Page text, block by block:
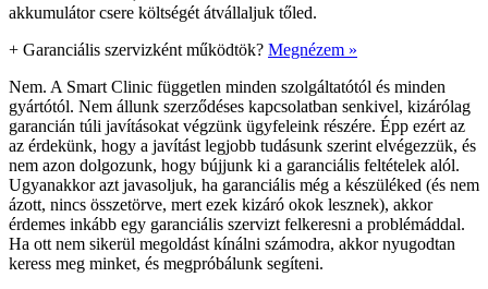
akkumulátor csere költségét átvállaljuk tőled.
+ Garanciális szervizként működtök? Megnézem »
Nem. A Smart Clinic független minden szolgáltatótól és minden
gyártótól. Nem állunk szerződéses kapcsolatban senkivel, kizárólag
garancián túli javításokat végzünk ügyfeleink részére. Épp ezért az
az érdekünk, hogy a javítást legjobb tudásunk szerint elvégezzük, és
nem azon dolgozunk, hogy bújjunk ki a garanciális feltételek alól.
Ugyanakkor azt javasoljuk, ha garanciális még a készüléked (és nem
ázott, nincs összetörve, mert ezek kizáró okok lesznek), akkor
érdemes inkább egy garanciális szervizt felkeresni a problémáddal.
Ha ott nem sikerül megoldást kínálni számodra, akkor nyugodtan
keress meg minket, és megpróbálunk segíteni.